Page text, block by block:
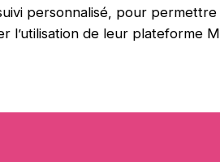
personnalisé, pour
l’utilisation de leur plateforme